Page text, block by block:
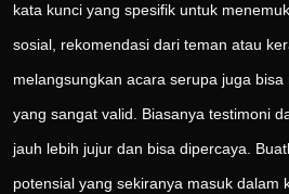
kata kunci yang spesifik untuk
sosial, rekomendasi dari teman atau
melangsungkan acara serupa juga
yang sangat valid. Biasanya testimoni
jauh lebih jujur dan bisa dipercaya.
potensial yang sekiranya masuk dalam